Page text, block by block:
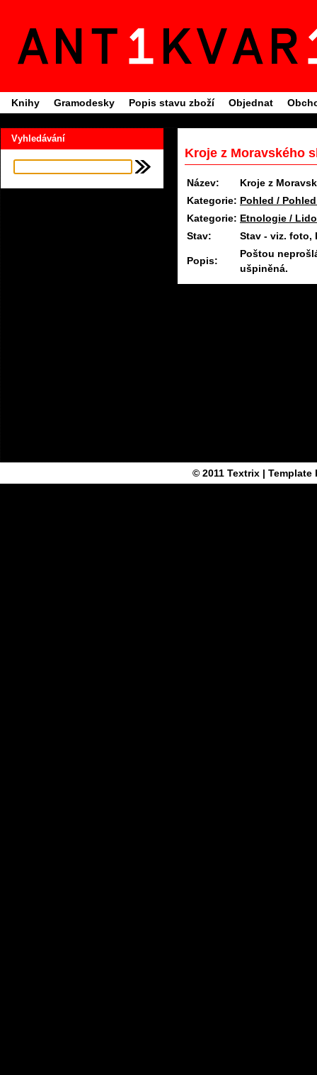
Knihy Gramodesky Popis stavu zboží Objednat
Vyhledávání
Kroje z Moravského
Název:
Kroje z
Kategorie: Pohled /
Kategorie: Etnologie /
Stav:
Stav - viz. foto,
Popis:
Poštou
ušpiněná.
© 2011 Textrix| Template